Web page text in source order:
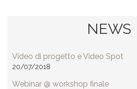
NEWS
Video di progetto e Video Spot
20/07/2018
Webinar @ workshop finale